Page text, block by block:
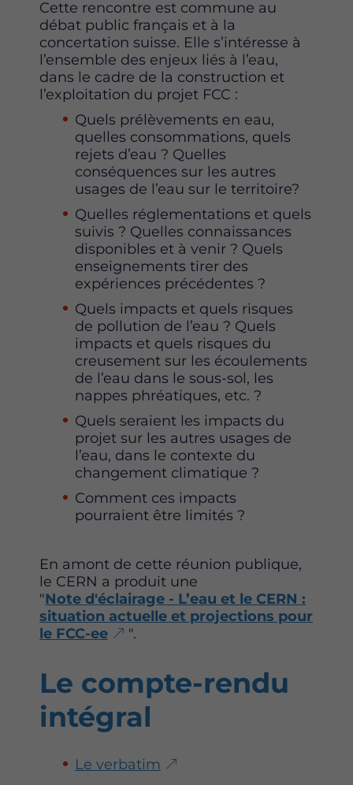
Content
Cette rencontre est commune au
débat public français et à la
concertation suisse. Elle s’intéresse à
l’ensemble des enjeux liés à l’eau,
dans le cadre de la construction et
l’exploitation du projet FCC :
Quels prélèvements en eau,
quelles consommations, quels
rejets d’eau ? Quelles
conséquences sur les autres
usages de l’eau sur le territoire?
Quelles réglementations et quels
suivis ? Quelles connaissances
disponibles et à venir ? Quels
enseignements tirer des
expériences précédentes ?
Quels impacts et quels risques
de pollution de l’eau ? Quels
impacts et quels risques du
creusement sur les écoulements
de l’eau dans le sous-sol, les
nappes phréatiques, etc. ?
Quels seraient les impacts du
projet sur les autres usages de
l’eau, dans le contexte du
changement climatique ?
Comment ces impacts
pourraient être limités ?
En amont de cette réunion publique,
le CERN a produit une
"Note d'éclairage - L’eau et le CERN :
situation actuelle et projections pour
le FCC-ee
".
Le compte-rendu
intégral
Le verbatim